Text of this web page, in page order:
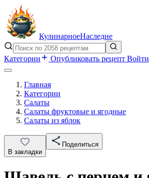
КулинарноеНаследие
Категории Опубликовать рецепт Войти
Главная
Категории
Салаты
Салаты фруктовые и ягодные
Салаты из яблок
В закладки
Поделиться